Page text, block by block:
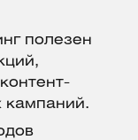
полезен
кампаний.